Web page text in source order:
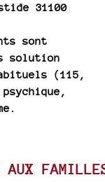
31100
sont
solution
(115,
AUX